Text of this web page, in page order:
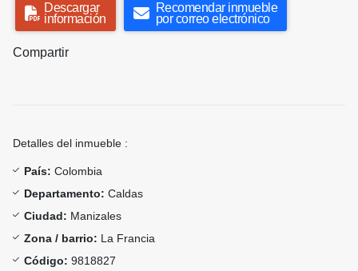
Descargar
información
Recomendar inmueble
por correo electrónico
Compartir
Detalles del inmueble :
País: Colombia
Departamento: Caldas
Ciudad: Manizales
Zona / barrio: La Francia
Código: 9818827